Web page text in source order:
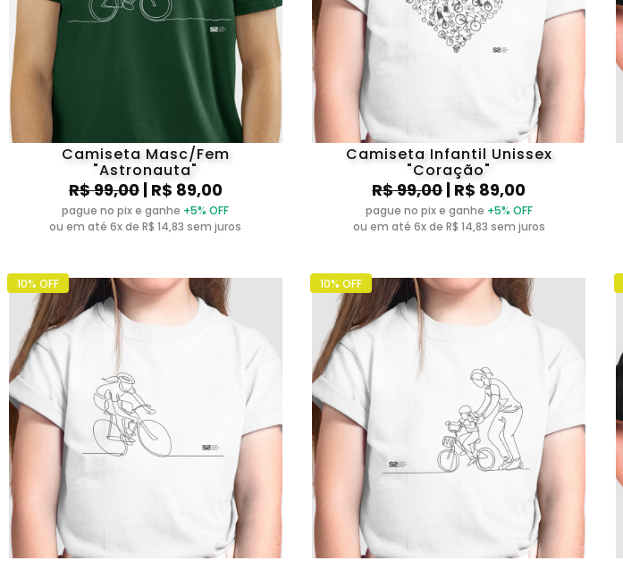
Camiseta Masc/Fem
"Astronauta"
R$ 99,00| R$ 89,00
pague no pix e ganhe +5% OFF
ou em até 6x de R$ 14,83 sem juros
Camiseta Infantil Unissex
"Coração"
R$ 99,00| R$ 89,00
pague no pix e ganhe +5% OFF
ou em até 6x de R$ 14,83 sem juros
10% OFF 10% OFF